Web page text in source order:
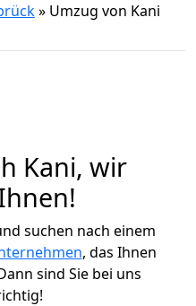
» Umzug von Kani
Kani, wir
suchen nach einem
, das Ihnen
sind Sie bei uns